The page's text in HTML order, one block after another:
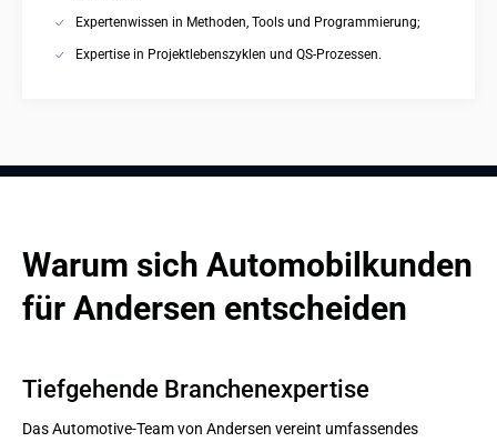
Expertenwissen in Methoden, Tools und Programmierung;
Expertise in Projektlebenszyklen und QS-Prozessen.
Warum sich Automobilkunden
für Andersen entscheiden
Tiefgehende Branchenexpertise
Das Automotive-Team von Andersen vereint umfassendes